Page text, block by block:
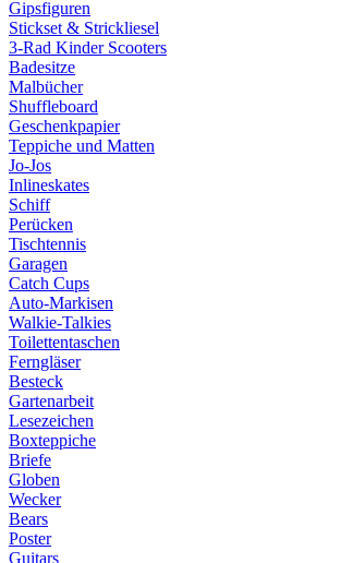
Gipsfiguren
Stickset & Strickliesel
3-Rad Kinder Scooters
Badesitze
Malbücher
Shuffleboard
Geschenkpapier
Teppiche und Matten
Jo-Jos
Inlineskates
Schiff
Perücken
Tischtennis
Garagen
Catch Cups
Auto-Markisen
Walkie-Talkies
Toilettentaschen
Ferngläser
Besteck
Gartenarbeit
Lesezeichen
Boxteppiche
Briefe
Globen
Wecker
Bears
Poster
Guitars